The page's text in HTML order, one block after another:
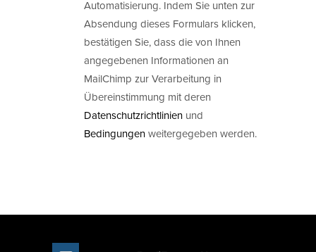
Automatisierung. Indem Sie unten zur
Absendung dieses Formulars klicken,
bestätigen Sie, dass die von Ihnen
angegebenen Informationen an
MailChimp zur Verarbeitung in
Übereinstimmung mit deren
Datenschutzrichtlinien und
Bedingungenweitergegeben werden.